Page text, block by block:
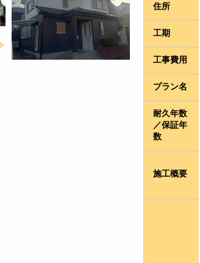
住所
工期
工事費用
プラン名
耐久年数
／保証年
数
施工概要